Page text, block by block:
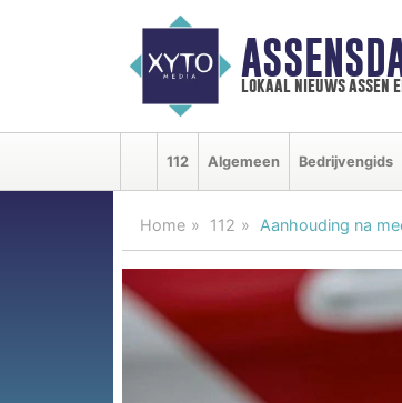
lokaal nieuws assen
112 Algemeen Bedrijvengids
Home 112 Aanhouding na